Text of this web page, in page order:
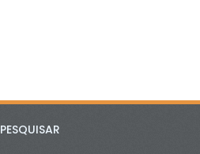
PESQUISAR